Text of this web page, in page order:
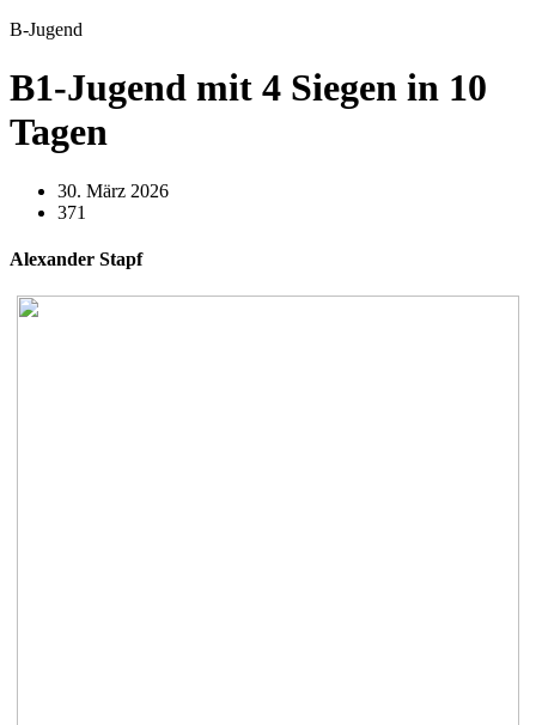
B-Jugend
B1-Jugend mit 4 Siegen in 10
Tagen
30. März 2026
371
Alexander Stapf